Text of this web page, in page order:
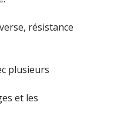
résistance
plusieurs
et les